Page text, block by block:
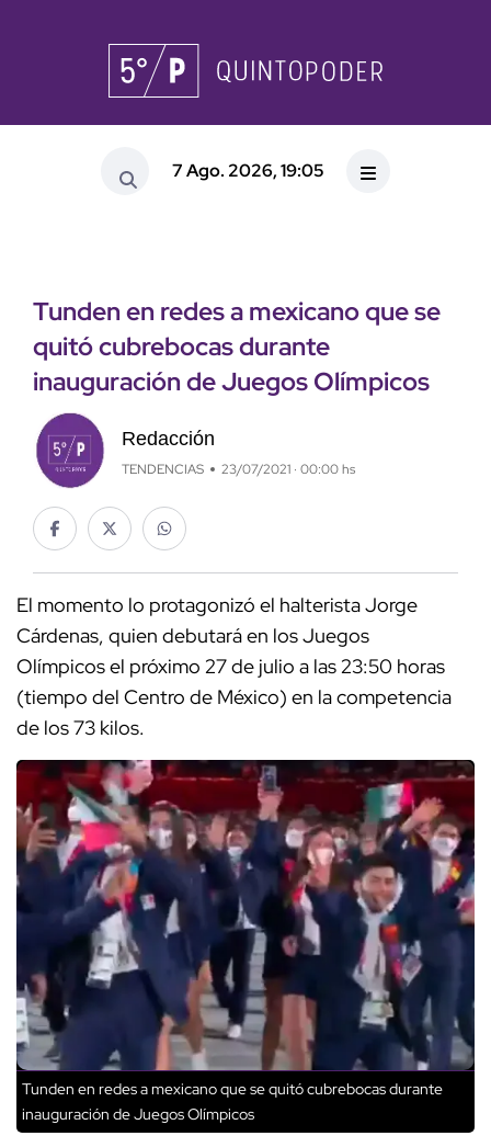
7 Ago. 2026, 19:05
Tunden en redes a mexicano que se
quitó cubrebocas durante
inauguración de Juegos Olímpicos
Redacción
TENDENCIAS 23/07/2021 · 00:00 hs
El momento lo protagonizó el halterista Jorge
Cárdenas, quien debutará en los Juegos
Olímpicos el próximo 27 de julio a las 23:50 horas
(tiempo del Centro de México) en la competencia
de los 73 kilos.
Tunden en redes a mexicano que se quitó cubrebocas durante
inauguración de Juegos Olímpicos